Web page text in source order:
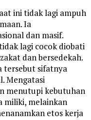
ini tidak lagi ampuh
Ia
dan masif.
lagi cocok diobati
dan bersedekah.
tersebut sifatnya
Mengatasi
menutupi kebutuhan
miliki, melainkan
etos kerja